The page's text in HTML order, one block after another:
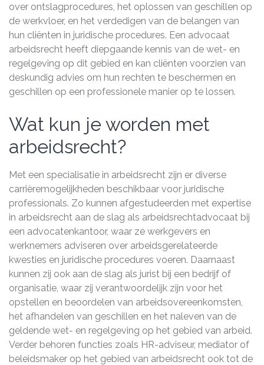
over ontslagprocedures, het oplossen van geschillen op
de werkvloer, en het verdedigen van de belangen van
hun cliënten in juridische procedures. Een advocaat
arbeidsrecht heeft diepgaande kennis van de wet- en
regelgeving op dit gebied en kan cliënten voorzien van
deskundig advies om hun rechten te beschermen en
geschillen op een professionele manier op te lossen.
Wat kun je worden met
arbeidsrecht?
Met een specialisatie in arbeidsrecht zijn er diverse
carrièremogelijkheden beschikbaar voor juridische
professionals. Zo kunnen afgestudeerden met expertise
in arbeidsrecht aan de slag als arbeidsrechtadvocaat bij
een advocatenkantoor, waar ze werkgevers en
werknemers adviseren over arbeidsgerelateerde
kwesties en juridische procedures voeren. Daarnaast
kunnen zij ook aan de slag als jurist bij een bedrijf of
organisatie, waar zij verantwoordelijk zijn voor het
opstellen en beoordelen van arbeidsovereenkomsten,
het afhandelen van geschillen en het naleven van de
geldende wet- en regelgeving op het gebied van arbeid.
Verder behoren functies zoals HR-adviseur, mediator of
beleidsmaker op het gebied van arbeidsrecht ook tot de